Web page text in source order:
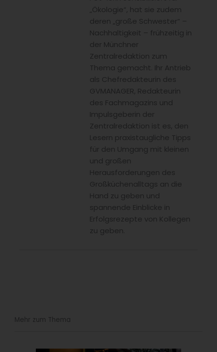
„Ökologie“, hat sie zudem
deren „große Schwester“ –
Nachhaltigkeit – frühzeitig in
der Münchner
Zentralredaktion zum
Thema gemacht. Ihr Antrieb
als Chefredakteurin des
GVMANAGER, Redakteurin
des Fachmagazins und
Impulsgeberin der
Zentralredaktion ist es, den
Lesern praxistaugliche Tipps
für den Umgang mit kleinen
und großen
Herausforderungen des
Großküchenalltags an die
Hand zu geben und
spannende Einblicke in
Erfolgsrezepte von Kollegen
zu geben.
Mehr zum Thema